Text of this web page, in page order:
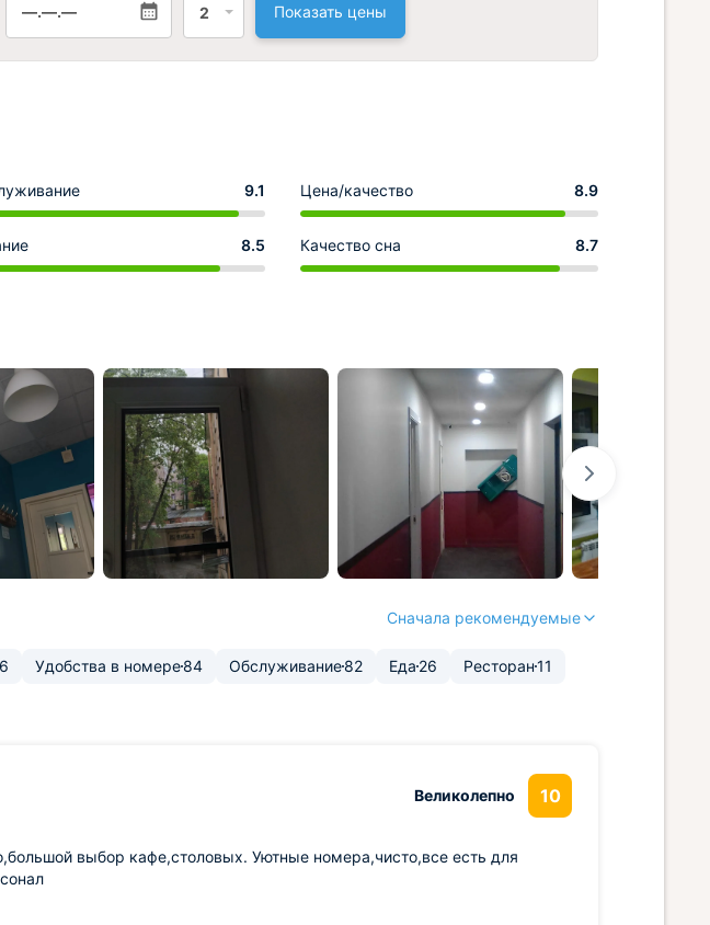
—.—.— 2 Показать цены
9.1 Цена/качество 8.9
8.5 Качество сна 8.7
Сначала рекомендуемые
Удобства в номере84 Обслуживание82 Еда 26 Ресторан11
Великолепно 10
выбор кафе,столовых. Уютные номера,чисто,все есть для